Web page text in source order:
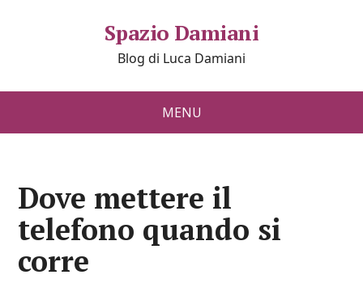
Spazio Damiani
Blog di Luca Damiani
MENU
Dove mettere il
telefono quando si
corre